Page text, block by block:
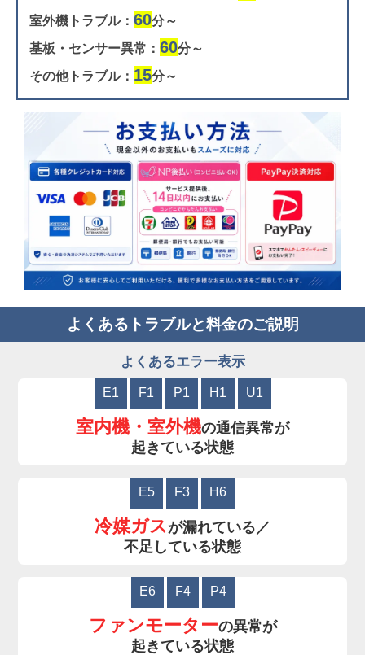
室外機トラブル： 60分～
基板・センサー異常： 60分～
その他トラブル： 15分～
よくあるトラブルと料金のご説明
よくあるエラー表示
E1 F1 P1 H1 U1
室内機・室外機の通信異常が
起きている状態
E5 F3 H6
冷媒ガス が漏れている／
不足している状態
E6 F4 P4
ファンモーターの異常が
起きている状態